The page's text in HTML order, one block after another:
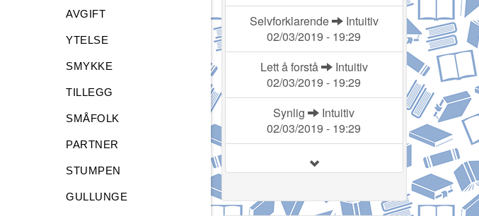
AVGIFT
YTELSE
SMYKKE
TILLEGG
SMÅFOLK
PARTNER
STUMPEN
GULLUNGE
Selvforklarende
Intuitiv
02/03/2019 - 19:29
Lett å forstå
Intuitiv
02/03/2019 - 19:29
Synlig
Intuitiv
02/03/2019 - 19:29